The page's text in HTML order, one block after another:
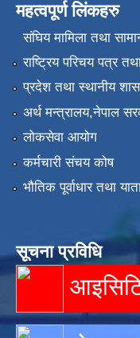
महत्वपूर्ण लिंकहरु
संघिय मामिला तथा
राष्ट्रिय परिचय पत्र
प्रदेश तथा स्थानीय
अर्थ मन्त्रालय,नेपाल
लोकसेवा आयोग
कर्मचारी संचय कोष
भौतिक पूर्वाधार तथा
सूचना प्रविधि